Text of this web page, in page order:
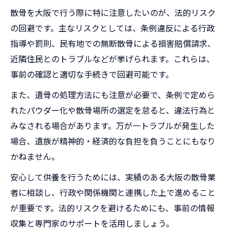
散骨を大阪で行う際に特に注意したいのが、法的リスク
の回避です。主なリスクとしては、条例違反による行政
指導や罰則、民有地での無断散骨による損害賠償請求、
近隣住民とのトラブルなどが挙げられます。これらは、
事前の確認と適切な手続きで回避可能です。
また、遺骨の処理方法にも注意が必要で、条例で定めら
れたパウダー化や散骨場所の選定を怠ると、違法行為と
みなされる場合があります。万が一トラブルが発生した
場合、遺族が精神的・経済的な負担を負うことにもなり
かねません。
安心して供養を行うためには、実績のある大阪の散骨業
者に相談し、行政や関係機関と連携した上で進めること
が重要です。法的リスクを避けるためにも、事前の情報
収集と専門家のサポートを活用しましょう。